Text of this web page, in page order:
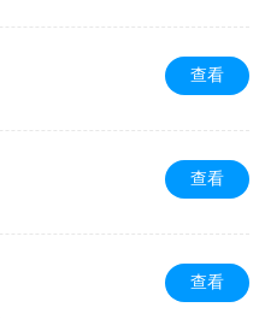
查看
查看
查看